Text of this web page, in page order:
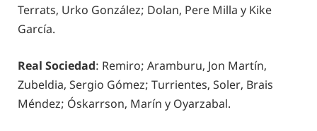
Terrats, Urko González; Dolan, Pere Milla y Kike
García.
Real Sociedad: Remiro; Aramburu, Jon Martín,
Zubeldia, Sergio Gómez; Turrientes, Soler, Brais
Méndez; Óskarrson, Marín y Oyarzabal.